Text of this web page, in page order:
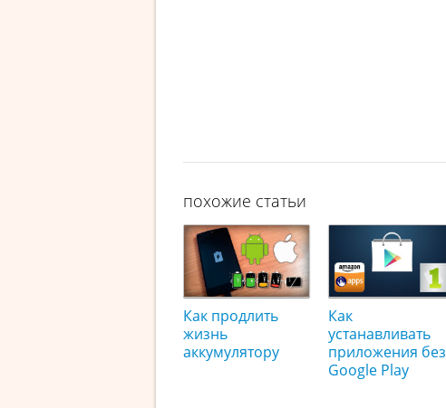
похожие статьи
Как продлить
жизнь
аккумулятору
Как
устанавливать
приложения без
Google Play